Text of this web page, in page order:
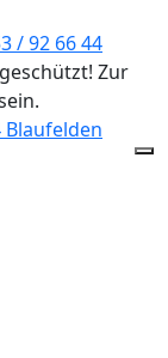
/ 92 66 44
Zur